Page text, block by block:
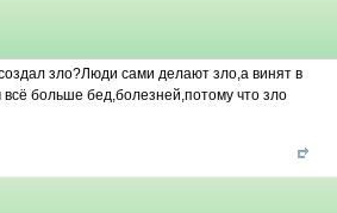
зло?Люди сами делают зло,а винят в
больше бед,болезней,потому что зло